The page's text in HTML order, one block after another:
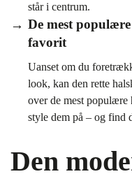
står i centrum.
De mest
favorit
Uanset om du
look, kan den rette
over de mest populære
style dem på – og find
Den